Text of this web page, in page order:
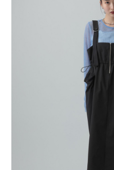
2.透過簡訊連結打開帳單後，可選擇
帳／街口支付／iPASS MONEY」等通
1.本服務係由「台灣大哥大股份有限
用戶於交易時，得透過本服務購買商
買賣價金債權讓與本公司後，依約使用
2.基於同意付款使用「大哥付你分期
資料（包含姓名、電話或地址）提供
由本公司與您本人進行分期帳單所需
3.完整用戶服務條款，請詳閱以下連結：
１．於結帳方式選擇「AFTEE先享後
結帳頁面，進行簡訊認證並確認金額後
２．訂單成立數日內，您將收到繳費通
３．收到繳費通知簡訊後14天內，點
ATM／網路銀行／等多元方式進行付
※ 請注意：結帳手續完成當下不需立
購買商品的店家。未經商家同意取消
※ 交易是否成功請以「AFTEE先享後
是否繳費成功／繳費後需取消欲退款
https://
１．透過由恩沛科技股份有限公司提
易，需依本服務之必要範圍內提供個
權轉讓予恩沛科技股份有限公司。
２．關於個人資料處理事宜，請瀏覽以
３．未成年的使用者請事先徵得法定
「AFTEE先享後付」，若未經同意申
每筆NT$80，滿NT$888(含以上)免
每筆NT$80，滿NT$1,500(含以上)
每筆NT$80，滿NT$1,500(含以上)
每筆NT$80，滿NT$1,500(含以上)